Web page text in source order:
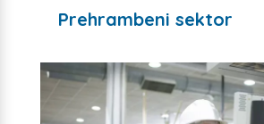
Prehrambeni sektor